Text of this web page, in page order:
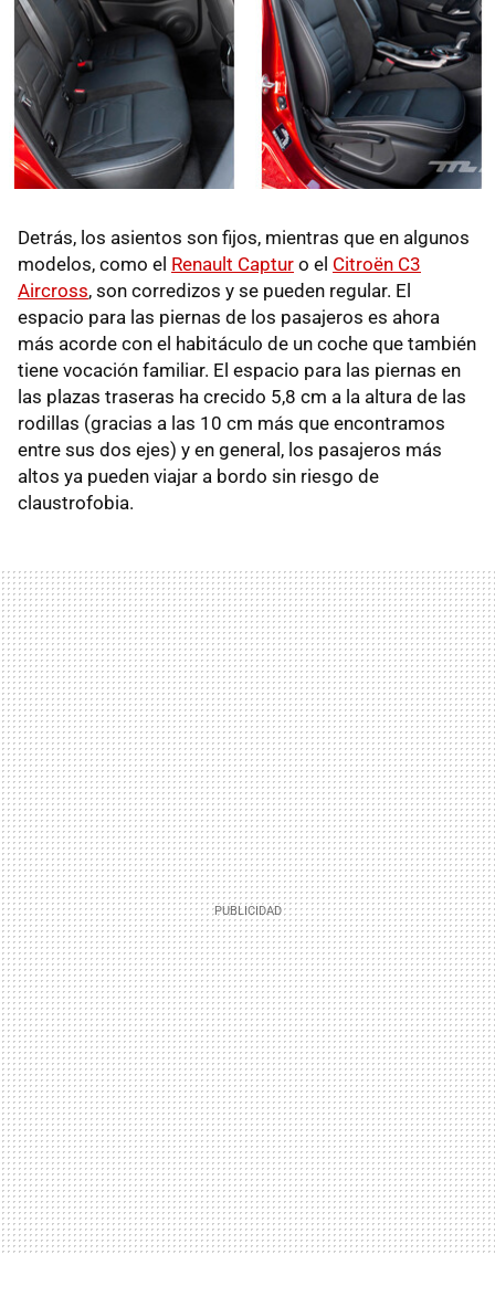
Detrás, los asientos son fijos, mientras que en algunos
modelos, como el Renault Captur o el Citroën C3
Aircross, son corredizos y se pueden regular. El
espacio para las piernas de los pasajeros es ahora
más acorde con el habitáculo de un coche que también
tiene vocación familiar. El espacio para las piernas en
las plazas traseras ha crecido 5,8 cm a la altura de las
rodillas (gracias a las 10 cm más que encontramos
entre sus dos ejes) y en general, los pasajeros más
altos ya pueden viajar a bordo sin riesgo de
claustrofobia.